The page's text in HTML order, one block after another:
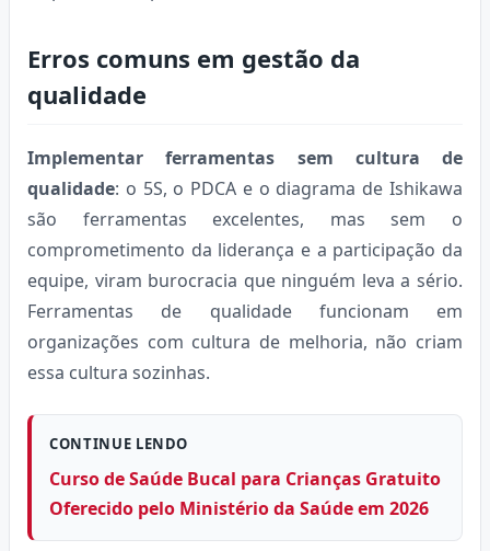
Erros comuns em gestão da
qualidade
Implementar ferramentas sem cultura de
qualidade: o 5S, o PDCA e o diagrama de Ishikawa
são ferramentas excelentes, mas sem o
comprometimento da liderança e a participação da
equipe, viram burocracia que ninguém leva a sério.
Ferramentas de qualidade funcionam em
organizações com cultura de melhoria, não criam
essa cultura sozinhas.
CONTINUE LENDO
Curso de Saúde Bucal para Crianças Gratuito
Oferecido pelo Ministério da Saúde em 2026